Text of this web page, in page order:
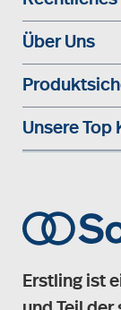
Über Uns
Unsere Top
Erstling ist